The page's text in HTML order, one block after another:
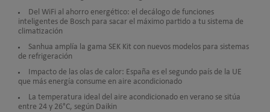
Del WiFi al ahorro energético: el decálogo de funciones
inteligentes de Bosch para sacar el máximo partido a tu sistema de
climatización
Sanhua amplía la gama SEK Kit con nuevos modelos para sistemas
de refrigeración
Impacto de las olas de calor: España es el segundo país de la UE
que más energía consume en aire acondicionado
La temperatura ideal del aire acondicionado en verano se sitúa
entre 24 y 26°C, según Daikin